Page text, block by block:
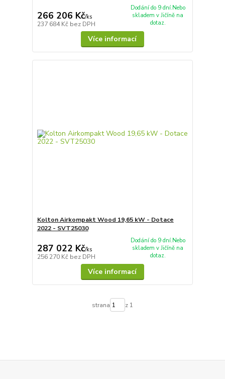
266 206 Kč/ks
237 684 Kč bez DPH
Dodání do 9 dní.Nebo
skladem v Jičíně na
dotaz.
Více informací
Kolton Airkompakt Wood 19,65 kW - Dotace
2022 - SVT25030
287 022 Kč/ks
256 270 Kč bez DPH
Dodání do 9 dní.Nebo
skladem v Jičíně na
dotaz.
Více informací
strana z 1